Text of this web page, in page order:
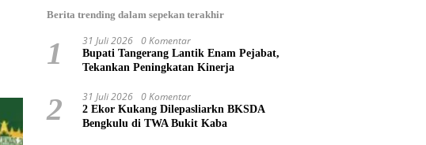
Berita trending dalam sepekan terakhir
1 31 Juli 2026 0 Komentar
Bupati Tangerang Lantik Enam Pejabat,
Tekankan Peningkatan Kinerja
2 31 Juli 2026 0 Komentar
2 Ekor Kukang Dilepasliarkn BKSDA
Bengkulu di TWA Bukit Kaba